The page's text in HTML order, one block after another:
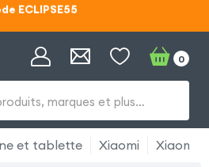
ECLIPSE55
marques et plus…
0
et tablette Xiaomi Xiaomi